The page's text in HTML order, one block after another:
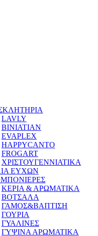
LAVLY
BINIATIAN
EVAPLEX
HAPPYCANTO
FROGART
ΧΡΙΣΤΟΥΓΕΝΝΙΑΤΙΚΑ
ΕΥΧΩΝ
ΚΕΡΙΑ & ΑΡΩΜΑΤΙΚΑ
ΒΟΤΣΑΛΑ
ΓΑΜΟΣ&ΒΑΠΤΙΣΗ
ΓΟΥΡΙΑ
ΓΥΑΛΙΝΕΣ
ΓΥΨΙΝΑ ΑΡΩΜΑΤΙΚΑ